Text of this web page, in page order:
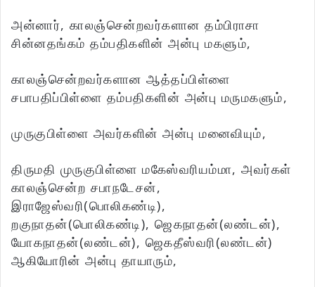
அன்னார், காலஞ்சென்றவர்களான தம்பிராசா
சின்னதங்கம் தம்பதிகளின் அன்பு மகளும்,
காலஞ்சென்றவர்களான ஆத்தப்பிள்ளை
சபாபதிப்பிள்ளை தம்பதிகளின் அன்பு மருமகளும்,
முருகுபிள்ளை அவர்களின் அன்பு மனைவியும்,
திருமதி முருகுபிள்ளை மகேஸ்வரியம்மா, அவர்கள்
காலஞ்சென்ற சபாநடேசன்,
இராஜேஸ்வரி(பொலிகண்டி),
றகுநாதன்(பொலிகண்டி), ஜெகநாதன்(லண்டன்),
யோகநாதன்(லண்டன்), ஜெகதீஸ்வரி(லண்டன்)
ஆகியோரின் அன்பு தாயாரும்,